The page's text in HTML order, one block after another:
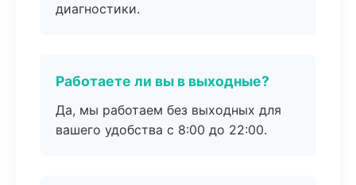
диагностики.
Работаете ли вы в выходные?
Да, мы работаем без выходных для
вашего удобства с 8:00 до 22:00.